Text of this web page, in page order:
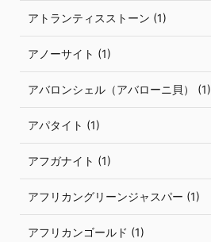
アトランティスストーン (1)
アノーサイト (1)
アバロンシェル（アバローニ貝） (1)
アパタイト (1)
アフガナイト (1)
アフリカングリーンジャスパー (1)
アフリカンゴールド (1)